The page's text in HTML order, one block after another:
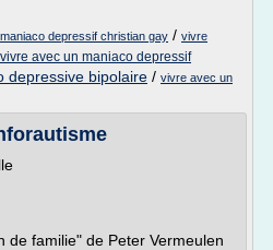
depressif christian gay / vivre
vivre avec un maniaco depressif
depressive bipolaire / vivre avec un
de familie" de Peter Vermeulen